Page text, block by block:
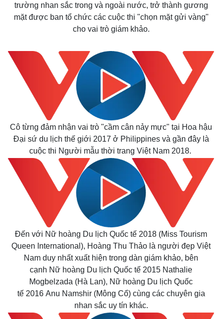
Thế giới
Quan sát
Cuộc sống đó đây
Multimedia
Video
Ảnh
E-Magazine
Infographic
trường nhan sắc trong và ngoài nước, trở thành gương
mặt được ban tổ chức các cuộc thi "chọn mặt gửi vàng"
cho vai trò giám khảo.
Cô từng đảm nhận vai trò "cầm cân nảy mực" tại Hoa hậu
Đại sứ du lịch thế giới 2017 ở Philippines và gần đây là
cuộc thi Người mẫu thời trang Việt Nam 2018.
Đến với Nữ hoàng Du lịch Quốc tế 2018 (Miss Tourism
Queen International), Hoàng Thu Thảo là người đẹp Việt
Nam duy nhất xuất hiện trong dàn giám khảo, bên
cạnh Nữ hoàng Du lịch Quốc tế 2015 Nathalie
Mogbelzada (Hà Lan), Nữ hoàng Du lịch Quốc
tế 2016 Anu Namshir (Mông Cổ) cùng các chuyên gia
nhan sắc uy tín khác.